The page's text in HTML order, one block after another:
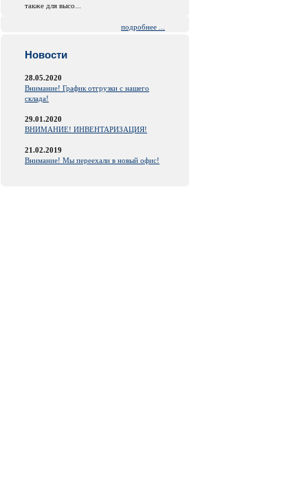
также для высо...
подробнее ...
Новости
28.05.2020
Внимание! График отгрузки с нашего
склада!
29.01.2020
ВНИМАНИЕ! ИНВЕНТАРИЗАЦИЯ!
21.02.2019
Внимание! Мы переехали в новый офис!